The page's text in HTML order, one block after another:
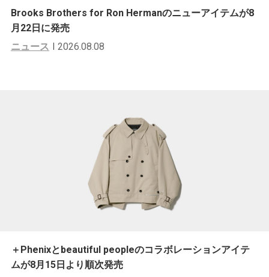
Brooks Brothers for Ron Hermanのニューアイテムが8
月22日に発売
ニュース
2026.08.08
＋Phenixとbeautiful peopleのコラボレーションアイテ
ムが8月15日より順次発売